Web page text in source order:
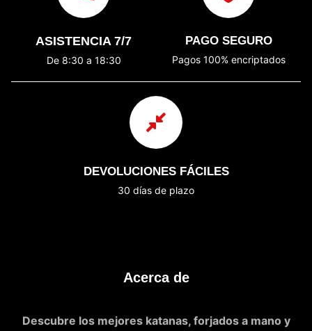
ASISTENCIA 7/7
De 8:30 a 18:30
PAGO SEGURO
Pagos 100% encriptados
DEVOLUCIONES FÁCILES
30 días de plazo
Acerca de
Descubre los mejores katanas, forjados a mano y